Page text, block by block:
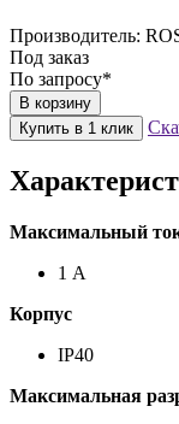
Производитель:
Под заказ
По запросу*
В корзину
Купить в 1 клик
Максимальный
1 А
Корпус
IP40
Максимальная